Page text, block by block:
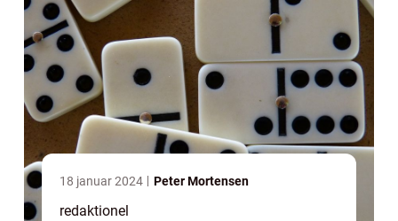
18 januar 2024 Peter Mortensen
redaktionel